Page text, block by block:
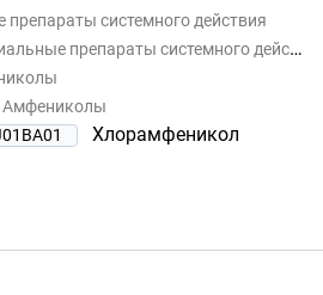
системного действия
препараты системного действия
Амфениколы
Хлорамфеникол